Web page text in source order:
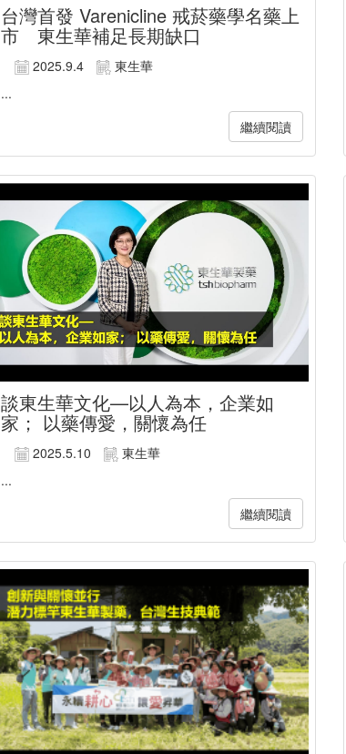
台灣首發 Varenicline 戒菸藥學名藥上
市 東生華補足長期缺口
2025.9.4
東生華
...
繼續閱讀
談東生華文化—以人為本，企業如
家； 以藥傳愛，關懷為任
2025.5.10
東生華
...
繼續閱讀